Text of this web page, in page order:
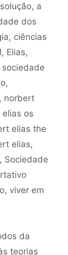
, a
dos
, ciências
, Elias,
,
, norbert
os
elias the
elias,
, Sociedade
, viver em
da
teorias